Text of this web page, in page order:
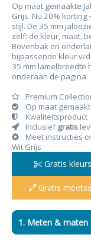
Op maat gemaakte
Grijs. Nu 20%
stijl. De 35 mm
zelf: de kleur, maat,
Bovenbak en
bijpassende kleur v/
35 mm lamelbreedte
onderaan de pagina.
Premium
Op maat gemaakt
Kwaliteitsproduct
Inclusiefgratis
Meet instructies
Wit Grijs
Gratis
Gratis
1. Meten & maten